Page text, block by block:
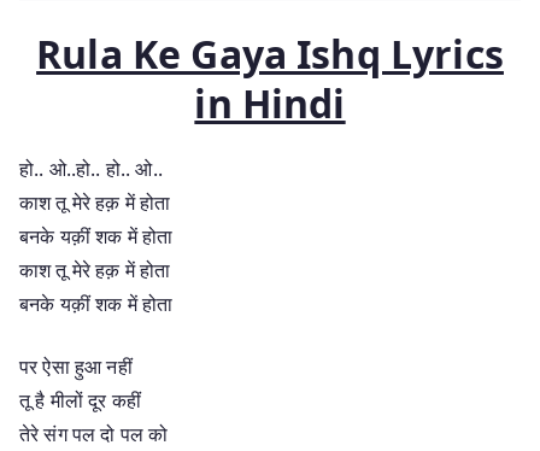
Rula Ke Gaya Ishq Lyrics
in Hindi
हो.. ओ..हो.. हो.. ओ..
काश तू मेरे हक़ में होता
बनके यक़ीं शक में होता
काश तू मेरे हक़ में होता
बनके यक़ीं शक में होता
पर ऐसा हुआ नहीं
तू है मीलों दूर कहीं
तेरे संग पल दो पल को